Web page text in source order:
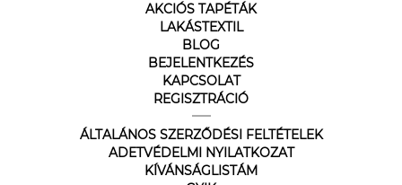
AKCIÓS TAPÉTÁK
LAKÁSTEXTIL
BLOG
BEJELENTKEZÉS
KAPCSOLAT
REGISZTRÁCIÓ
ÁLTALÁNOS SZERZŐDÉSI FELTÉTELEK
ADETVÉDELMI NYILATKOZAT
KÍVÁNSÁGLISTÁM